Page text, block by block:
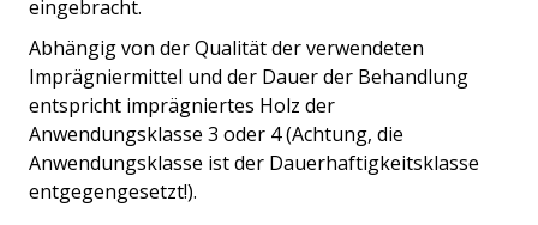
eingebracht.
Abhängig von der Qualität der verwendeten
Imprägniermittel und der Dauer der Behandlung
entspricht imprägniertes Holz der
Anwendungsklasse 3 oder 4 (Achtung, die
Anwendungsklasse ist der Dauerhaftigkeitsklasse
entgegengesetzt!).